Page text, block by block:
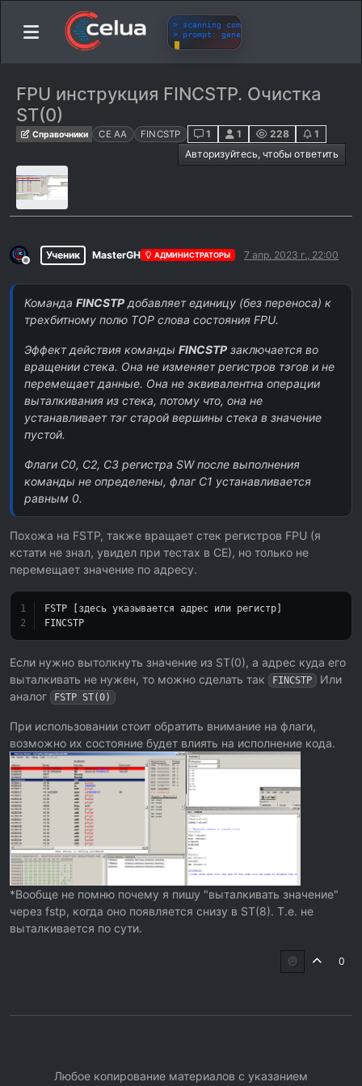
FPU инструкция FINCSTP. Очистка
ST(0)
Справочники CE AA FINCSTP 1 1 228
1
Авторизуйтесь, чтобы ответить
Не в сети
Ученик MasterGH АДМИНИСТРАТОРЫ 7 апр. 2023 г., 22:00
КомандаFINCSTP добавляет единицу (без переноса) к
трехбитному полю TOP слова состояния FPU.
Эффект действия командыFINCSTP заключается во
вращении стека. Она не изменяет регистров тэгов и не
перемещает данные. Она не эквивалентна операции
выталкивания из стека, потому что, она не
устанавливает тэг старой вершины стека в значение
пустой.
Флаги C0, C2, C3 регистра SW после выполнения
команды не определены, флаг C1 устанавливается
равным 0.
Похожа на FSTP, также вращает стек регистров FPU (я
кстати не знал, увидел при тестах в CE), но только не
перемещает значение по адресу.
FSTP [здесь указывается адрес или регистр]
FINCSTP
Если нужно вытолкнуть значение из ST(0), а адрес куда его
выталкивать не нужен, то можно сделать так
FINCSTP Или
аналог
FSTP ST(0)
При использовании стоит обратить внимание на флаги,
возможно их состояние будет влиять на исполнение кода.
*Вообще не помню почему я пишу "выталкивать значение"
через fstp, когда оно появляется снизу в ST(8). Т.е. не
выталкивается по сути.
0
Любое копирование материалов с указанием